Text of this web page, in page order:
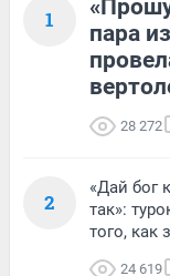
1
пара
28 272
2
«Дай бог
так»:
того, как
24 619